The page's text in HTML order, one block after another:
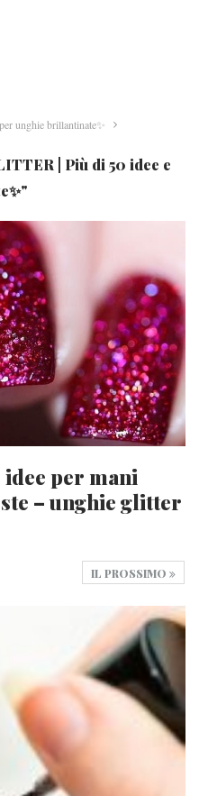
unghie brillantinate✨
| Più di 50 idee e
per mani
– unghie glitter
IL PROSSIMO